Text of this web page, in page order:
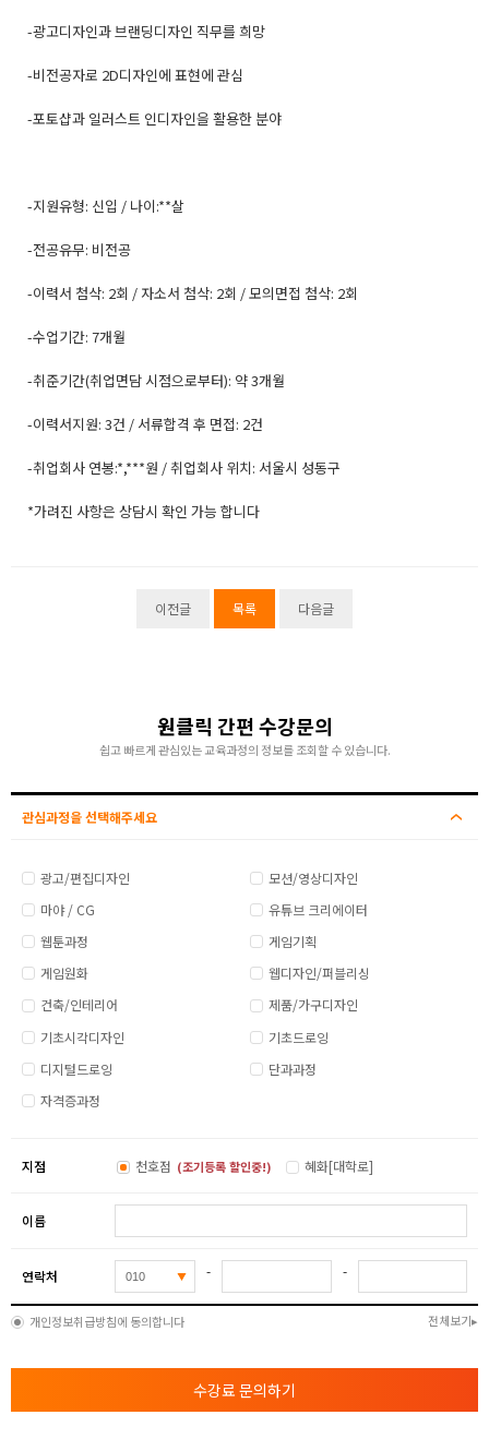
-광고디자인과 브랜딩디자인 직무를 희망
-비전공자로 2D디자인에 표현에 관심
-포토샵과 일러스트 인디자인을 활용한 분야
-지원유형: 신입 / 나이:**살
-전공유무: 비전공
-이력서 첨삭: 2회 / 자소서 첨삭: 2회 / 모의면접 첨삭: 2회
-수업기간: 7개월
-취준기간(취업면담 시점으로부터): 약 3개월
-이력서지원: 3건 / 서류합격 후 면접: 2건
-취업회사 연봉:*,***원 / 취업회사 위치: 서울시 성동구
*가려진 사항은 상담시 확인 가능 합니다
이전글 목록 다음글
원클릭 간편 수강문의
쉽고 빠르게 관심있는 교육과정의 정보를 조회할 수 있습니다.
관심과정을 선택해주세요
광고/편집디자인
모션/영상디자인
마야 / CG
유튜브 크리에이터
웹툰과정
게임기획
게임원화
웹디자인/퍼블리싱
건축/인테리어
제품/가구디자인
기초시각디자인
기초드로잉
디지털드로잉
단과과정
자격증과정
지점 천호점 (조기등록 할인중!) 혜화[대학로]
이름
연락처 - -
개인정보취급방침에 동의합니다 전체보기
수강료 문의하기